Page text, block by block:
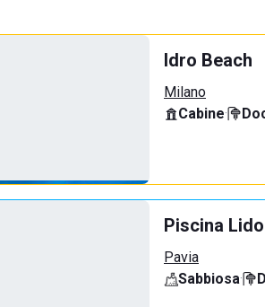
Idro Beach
Milano
Cabine·
Piscina
Pavia
Sabbiosa·